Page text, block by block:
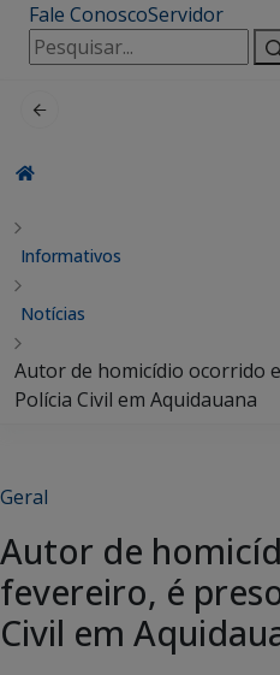
Fale ConoscoServidor
Pesquisar
por:
Informativos
Notícias
Autor de homicídio ocorrido
Polícia Civil em Aquidauana
Geral
Autor de
fevereiro, é
Civil em